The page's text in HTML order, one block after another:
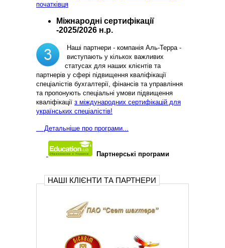
початківця
Міжнародні сертифікації
-2025/2026 н.р.
Наші партнери - компанія Аль-Терра -
виступають у кількох важливих
статусах для наших клієнтів та
партнерів у сфері підвищення кваліфікації
спеціалістів бухгалтерії, фінансів та управління
та пропонують спеціальні умови підвищення
кваліфікації з міждународних сертифікацій для
українських спеціалістів!
Детальніше про програми...
Партнерські програми
НАШІ КЛІЄНТИ ТА ПАРТНЕРИ